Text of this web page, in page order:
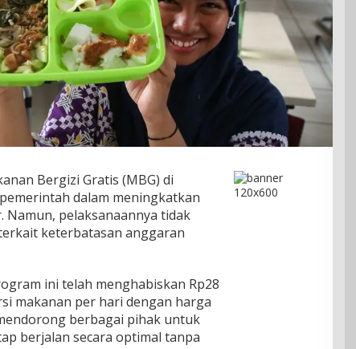
Bergizi Gratis (MBG) di
dalam meningkatkan
Namun, pelaksanaannya tidak
keterbatasan anggaran
ini telah menghabiskan Rp28
makanan per hari dengan harga
berbagai pihak untuk
berjalan secara optimal tanpa